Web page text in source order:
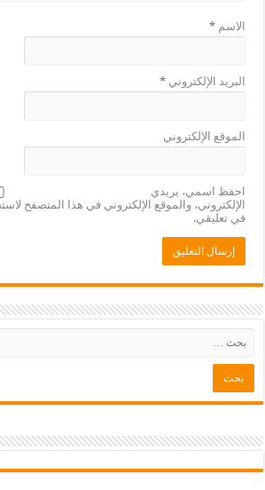
الاسم*
البريد الإلكتروني*
الموقع الإلكتروني
احفظ اسمي، بريدي
الإلكتروني، والموقع الإلكتروني في هذا المتصفح
في تعليقي.